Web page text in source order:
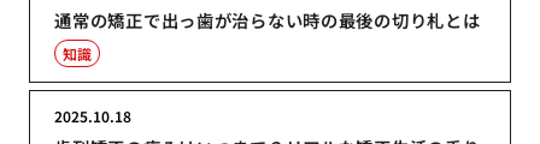
通常の矯正で出っ歯が治らない時の最後の切り札とは
知識
2025.10.18